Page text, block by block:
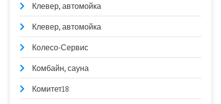
Клевер, автомойка
Клевер, автомойка
Колесо-Сервис
Комбайн, сауна
Комитет18